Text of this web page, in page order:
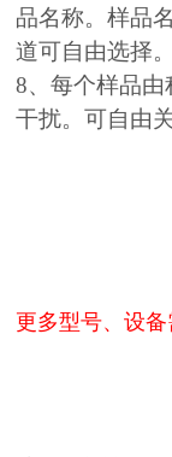
品名称。样品
道可自由选择。
8、每个样品
干扰。可自由
更多型号、设